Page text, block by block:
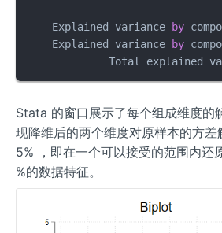
    Explained variance
by
    Explained variance
by
Total explained
Stata 的窗口展示了每个组成维度的
现降维后的两个维度对原样本的方
5% ，即在一个可以接受的范围内还
%的数据特征。